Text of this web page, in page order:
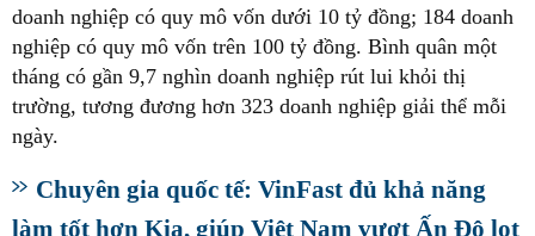
doanh nghiệp có quy mô vốn dưới 10 tỷ đồng; 184 doanh
nghiệp có quy mô vốn trên 100 tỷ đồng. Bình quân một
tháng có gần 9,7 nghìn doanh nghiệp rút lui khỏi thị
trường, tương đương hơn 323 doanh nghiệp giải thể mỗi
ngày.
Chuyên gia quốc tế: VinFast đủ khả năng
làm tốt hơn Kia, giúp Việt Nam vượt Ấn Độ lọt